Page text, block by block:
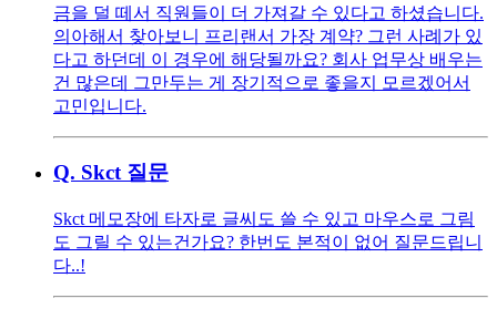
금을 덜 떼서 직원들이 더 가져갈 수 있다고 하셨습니다.
의아해서 찾아보니 프리랜서 가장 계약? 그런 사례가 있
다고 하던데 이 경우에 해당될까요? 회사 업무상 배우는
건 많은데 그만두는 게 장기적으로 좋을지 모르겠어서
고민입니다.
Q. Skct 질문
Skct 메모장에 타자로 글씨도 쓸 수 있고 마우스로 그림
도 그릴 수 있는건가요? 한번도 본적이 없어 질문드립니
다..!